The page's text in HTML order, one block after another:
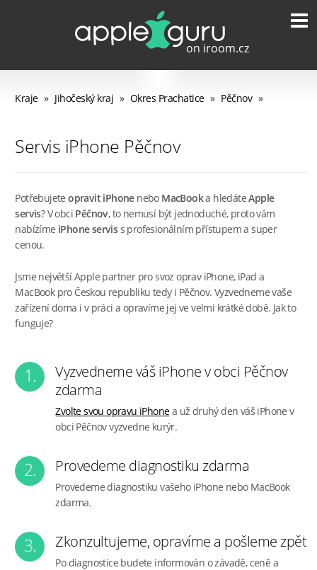
Kraje » Jihočeský kraj » Okres Prachatice » Pěčnov »
Servis iPhone Pěčnov
Potřebujeteopravit iPhonenebo MacBooka hledáteApple
servis? V obci Pěčnov, to nemusí být jednoduché, proto vám
nabízíme iPhone serviss profesionálním přístupem a super
cenou.
Jsme největší Apple partner pro svoz oprav iPhone, iPad a
MacBook pro Českou republiku tedy i Pěčnov. Vyzvedneme vaše
zařízení doma i v práci a opravíme jej ve velmi krátké době. Jak to
funguje?
1.
Vyzvedneme váš iPhone v obci Pěčnov
zdarma
Zvolte svou opravu iPhonea už druhý den váš iPhone v
obci Pěčnov vyzvedne kurýr.
2. Provedeme diagnostiku zdarma
Provedeme diagnostiku vašeho iPhone nebo MacBook
zdarma.
3. Zkonzultujeme, opravíme a pošleme zpět
Po diagnostice budete informován o závadě, ceně a